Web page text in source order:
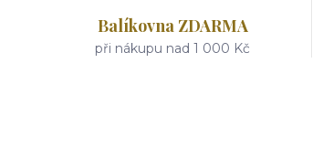
Balíkovna ZDARMA
při nákupu nad 1 000 Kč